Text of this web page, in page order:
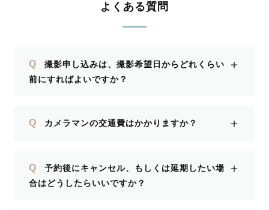
じてい
よくある質問
Q
撮影申し込みは、撮影希望日からどれくらい
前にすればよいですか？
＋
Q カメラマンの交通費はかかりますか？ ＋
Q
予約後にキャンセル、もしくは延期したい場
合はどうしたらいいですか？
＋